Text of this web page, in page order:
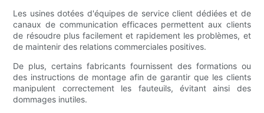
Les usines dotées d'équipes de service client dédiées et de
canaux de communication efficaces permettent aux clients
de résoudre plus facilement et rapidement les problèmes, et
de maintenir des relations commerciales positives.
De plus, certains fabricants fournissent des formations ou
des instructions de montage afin de garantir que les clients
manipulent correctement les fauteuils, évitant ainsi des
dommages inutiles.